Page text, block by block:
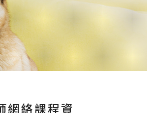
絡課程資